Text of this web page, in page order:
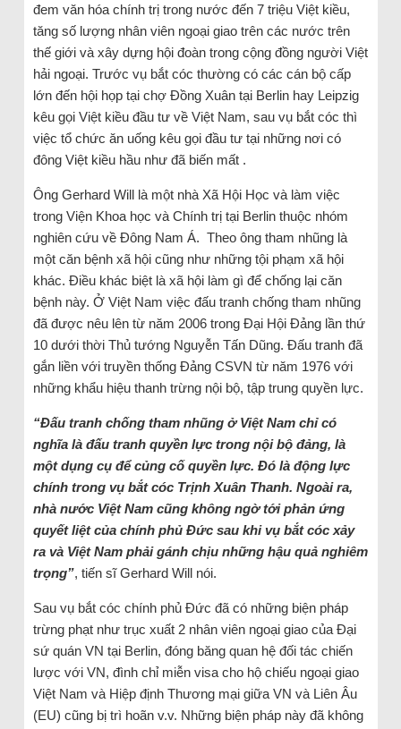
đem văn hóa chính trị trong nước đến 7 triệu Việt kiều,
tăng số lượng nhân viên ngoại giao trên các nước trên
thế giới và xây dựng hội đoàn trong cộng đồng người Việt
hải ngoại. Trước vụ bắt cóc thường có các cán bộ cấp
lớn đến hội họp tại chợ Đồng Xuân tại Berlin hay Leipzig
kêu gọi Việt kiều đầu tư về Việt Nam, sau vụ bắt cóc thì
việc tổ chức ăn uống kêu gọi đầu tư tại những nơi có
đông Việt kiều hầu như đã biến mất .
Ông Gerhard Will là một nhà Xã Hội Học và làm việc
trong Viện Khoa học và Chính trị tại Berlin thuộc nhóm
nghiên cứu về Đông Nam Á. Theo ông tham nhũng là
một căn bệnh xã hội cũng như những tội phạm xã hội
khác. Điều khác biệt là xã hội làm gì để chống lại căn
bệnh này. Ở Việt Nam việc đấu tranh chống tham nhũng
đã được nêu lên từ năm 2006 trong Đại Hội Đảng lần thứ
10 dưới thời Thủ tướng Nguyễn Tấn Dũng. Đấu tranh đã
gắn liền với truyền thống Đảng CSVN từ năm 1976 với
những khẩu hiệu thanh trừng nội bộ, tập trung quyền lực.
“Đấu tranh chống tham nhũng ở Việt Nam chỉ có
nghĩa là đấu tranh quyền lực trong nội bộ đảng, là
một dụng cụ để củng cố quyền lực. Đó là động lực
chính trong vụ bắt cóc Trịnh Xuân Thanh. Ngoài ra,
nhà nước Việt Nam cũng không ngờ tới phản ứng
quyết liệt của chính phủ Đức sau khi vụ bắt cóc xảy
ra và Việt Nam phải gánh chịu những hậu quả nghiêm
trọng”, tiến sĩ Gerhard Will nói.
Sau vụ bắt cóc chính phủ Đức đã có những biện pháp
trừng phạt như trục xuất 2 nhân viên ngoại giao của Đại
sứ quán VN tại Berlin, đóng băng quan hệ đối tác chiến
lược với VN, đình chỉ miễn visa cho hộ chiếu ngoại giao
Việt Nam và Hiệp định Thương mại giữa VN và Liên Âu
(EU) cũng bị trì hoãn v.v. Những biện pháp này đã không